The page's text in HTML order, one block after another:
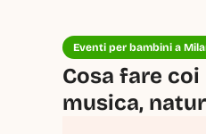
Eventi per bambini a
Cosa fare
musica,